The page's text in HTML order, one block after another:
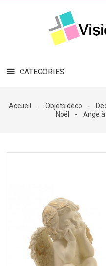
CATEGORIES
LE
MAG
DÉCO

DÉCO
Accueil Objets déco
Noël
Ange